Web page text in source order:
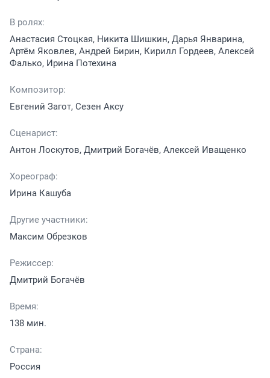
В ролях:
Анастасия Стоцкая, Никита Шишкин, Дарья Январина,
Артём Яковлев, Андрей Бирин, Кирилл Гордеев, Алексей
Фалько, Ирина Потехина
Композитор:
Евгений Загот, Сезен Аксу
Сценарист:
Антон Лоскутов, Дмитрий Богачёв, Алексей Иващенко
Хореограф:
Ирина Кашуба
Другие участники:
Максим Обрезков
Режиссер:
Дмитрий Богачёв
Время:
138 мин.
Страна:
Россия